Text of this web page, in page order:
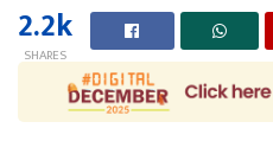
2.2k
SHARES